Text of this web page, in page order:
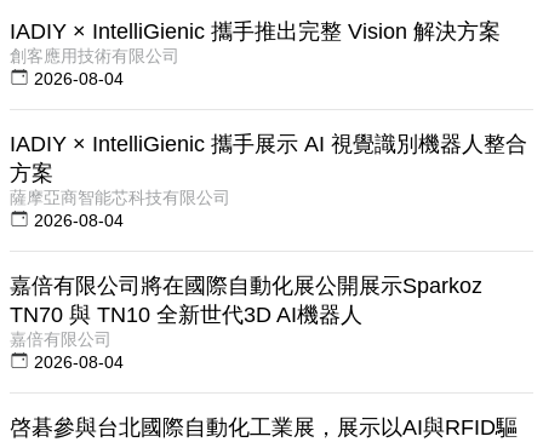
IADIY × IntelliGienic 攜手推出完整 Vision 解決方案
創客應用技術有限公司
2026-08-04
IADIY × IntelliGienic 攜手展示 AI 視覺識別機器人整合
方案
薩摩亞商智能芯科技有限公司
2026-08-04
嘉倍有限公司將在國際自動化展公開展示Sparkoz
TN70 與 TN10 全新世代3D AI機器人
嘉倍有限公司
2026-08-04
啓碁參與台北國際自動化工業展，展示以AI與RFID驅